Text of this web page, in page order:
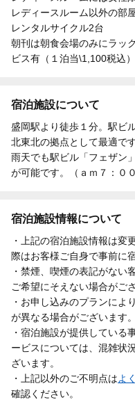
レディースルーム以外の
レンタルサイクル2台
朝刊は朝食会場のみにラッ
ビス有（１泊当\1,100税込）
宿泊施設について
盛岡駅より徒歩１分。駅ビ
北東北の拠点として最適です
雨天でも駅ビル「フェザン
が可能です。（ａｍ７：０
宿泊施設情報について
・上記の宿泊施設情報は変
際はお客様ご自身で事前に
・禁煙、喫煙の表記がない
ご希望にそえない場合がご
・お申し込みのプランによ
が異なる場合がございます。
・宿泊施設が提供している
ービスについては、混雑状
ざいます。
・上記以外のご不明点はよ
確認ください。